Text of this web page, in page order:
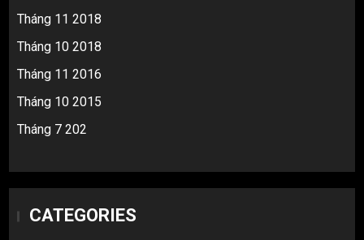
Tháng 11 2018
Tháng 10 2018
Tháng 11 2016
Tháng 10 2015
Tháng 7 202
CATEGORIES